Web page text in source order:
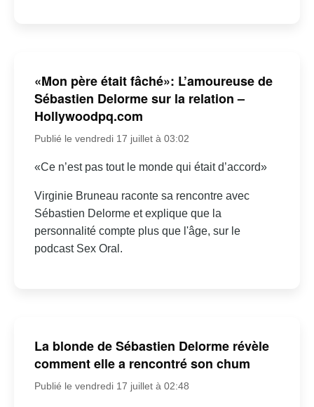
«Mon père était fâché»: L’amoureuse de
Sébastien Delorme sur la relation –
Hollywoodpq.com
Publié le vendredi 17 juillet à 03:02
«Ce n’est pas tout le monde qui était d’accord»
Virginie Bruneau raconte sa rencontre avec
Sébastien Delorme et explique que la
personnalité compte plus que l'âge, sur le
podcast Sex Oral.
La blonde de Sébastien Delorme révèle
comment elle a rencontré son chum
Publié le vendredi 17 juillet à 02:48